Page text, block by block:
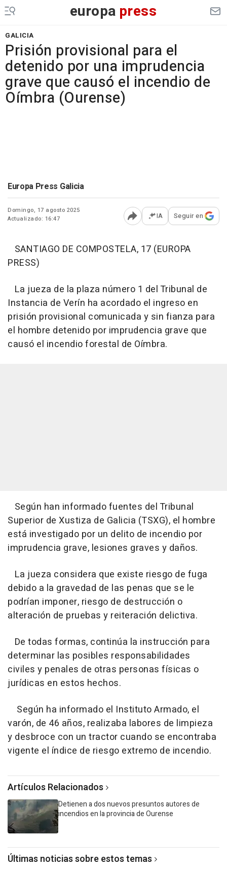
europa press
GALICIA
Prisión provisional para el
detenido por una imprudencia
grave que causó el incendio de
Oímbra (Ourense)
Europa Press Galicia
Domingo, 17 agosto 2025
Actualizado: 16:47
Abrir opciones para
IA Seguir en
SANTIAGO DE COMPOSTELA, 17 (EUROPA
PRESS)
La jueza de la plaza número 1 del Tribunal de
Instancia de Verín ha acordado el ingreso en
prisión provisional comunicada y sin fianza para
el hombre detenido por imprudencia grave que
causó el incendio forestal de Oímbra.
Según han informado fuentes del Tribunal
Superior de Xustiza de Galicia (TSXG), el hombre
está investigado por un delito de incendio por
imprudencia grave, lesiones graves y daños.
La jueza considera que existe riesgo de fuga
debido a la gravedad de las penas que se le
podrían imponer, riesgo de destrucción o
alteración de pruebas y reiteración delictiva.
De todas formas, continúa la instrucción para
determinar las posibles responsabilidades
civiles y penales de otras personas físicas o
jurídicas en estos hechos.
Según ha informado el Instituto Armado, el
varón, de 46 años, realizaba labores de limpieza
y desbroce con un tractor cuando se encontraba
vigente el índice de riesgo extremo de incendio.
Artículos Relacionados
Detienen a dos nuevos presuntos autores de
incendios en la provincia de Ourense
Últimas noticias sobre estos temas